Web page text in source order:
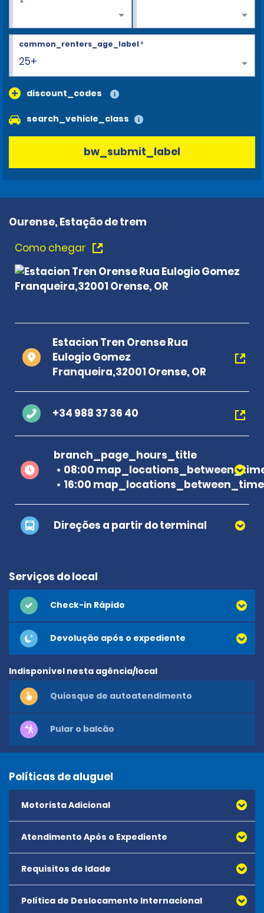
*
25+
common_renters_age_label*
discount_codes
search_vehicle_class
bw_submit_label
Ourense, Estação de trem
Como chegar
Estacion Tren Orense Rua
Eulogio Gomez
Franqueira,32001 Orense, OR
+34 988 37 36 40
branch_page_hours_title
08:00
16:00 map_locations_between_time
Direções a partir do terminal
Serviços do local
Check-in Rápido
Devolução após o expediente
Indisponível nesta agência/local
Quiosque de autoatendimento
Pular o balcão
Políticas de aluguel
Motorista Adicional
O preço por motorista adicional será de € 15,00 por dia,
com um limite de 10 dias, por € 150,00.
Atendimento Após o Expediente
Requisitos de Idade
A idade mínima para alugar qualquer veículo é de 21
Política de Deslocamento Internacional